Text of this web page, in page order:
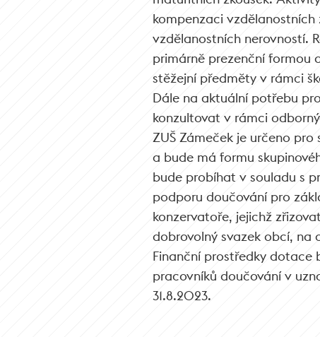
kompenzaci
vzdělanostních nerovností.
primárně prezenční formou
stěžejní předměty v rámci
Dále na aktuální potřebu
konzultovat v rámci
ZUŠ Zámeček je určeno
a bude má formu
bude probíhat v souladu s
podporu doučování pro
konzervatoře, jejichž
dobrovolný svazek obcí, na
Finanční prostředky dotace
pracovníků doučování v
31.8.2023.